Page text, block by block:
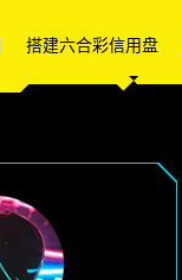
搭建六合彩信用盘